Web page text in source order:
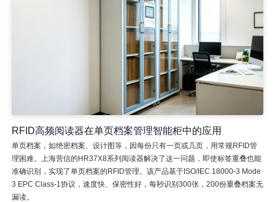
RFID高频阅读器在单页档案管理智能柜中的应用
单页档案，如绝密档案、设计图等，因每份只有一页或几页，用常规RFID管
理困难。上海营信的HR37X8系列阅读器解决了这一问题，即使标签重叠也能
准确识别，实现了单页档案的RFID管理。该产品基于ISO/IEC 18000-3 Mode
3 EPC Class-1协议，速度快、保密性好，每秒识别300张，200份重叠档案无
漏读。